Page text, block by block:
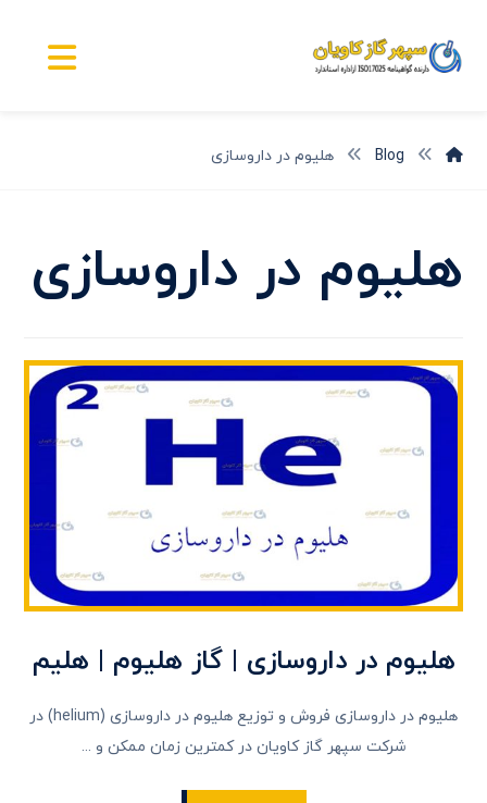
Blog هلیوم در داروسازی
هلیوم در داروسازی
هلیوم در داروسازی | گاز هلیوم | هلیم
هلیوم در داروسازی فروش و توزیع هلیوم در داروسازی (helium) در
شرکت سپهر گاز کاويان در کمترين زمان ممکن و ...